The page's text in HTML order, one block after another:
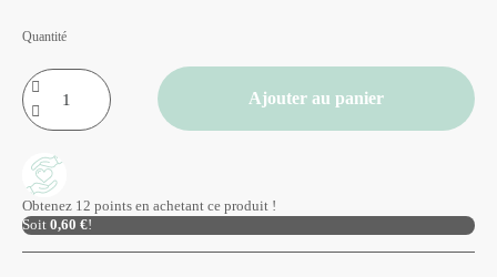
Quantité
Ajouter au panier
Obtenez 12 points en achetant ce produit !
Soit 0,60 €!